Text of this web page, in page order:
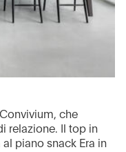
che
relazione. Il top in
piano snack Era in